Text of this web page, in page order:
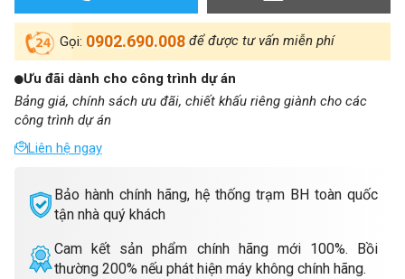
Gọi: 0902.690.008 để được tư vấn miễn phí
Bảo hành chính hãng, hệ thống trạm BH toàn quốc
tận nhà quý khách
Cam kết sản phẩm chính hãng mới 100%. Bồi
thường 200% nếu phát hiện máy không chính hãng.
Ưu đãi dành cho công trình dự án
Bảng giá, chính sách ưu đãi, chiết khấu riêng giành cho các
công trình dự án
Liên hệ ngay